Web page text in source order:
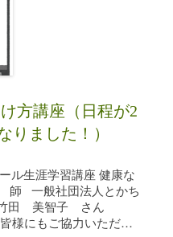
方講座（日程が2
りました！）
ル生涯学習講座 健康な
師 一般社団法人とかち
美智子 さん
にもご協力いただ…